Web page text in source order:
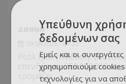
ΔΙΕΘΝΗ
09.08.2026 - 07:33
Ρεάλ η αντεπίθεση: Έξι τοπ
επενδύσεις 250.000.000
τρομάζει
Υπεύθυνη
δεδομένων σας
Εμείς και οι
χρησιμοποιούμε
τεχνολογίες για να